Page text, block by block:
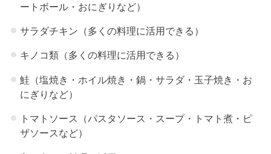
ートボール・おにぎりなど）
サラダチキン（多くの料理に活用できる）
キノコ類（多くの料理に活用できる）
鮭（塩焼き・ホイル焼き・鍋・サラダ・玉子焼き・お
にぎりなど）
トマトソース（パスタソース・スープ・トマト煮・ピ
ザソースなど）